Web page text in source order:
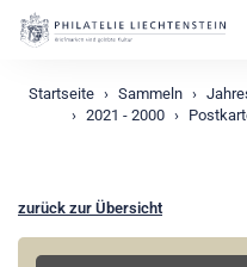
Startseite Sammeln
2021 - 2000
zurück zur Übersicht